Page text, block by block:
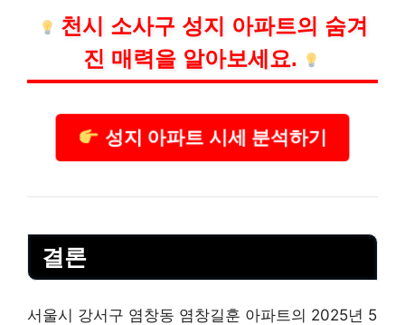
천시 소사구 성지 아파트의 숨겨
진 매력을 알아보세요.
성지 아파트 시세 분석하기
결론
서울시 강서구 염창동 염창길훈 아파트의 2025년 5